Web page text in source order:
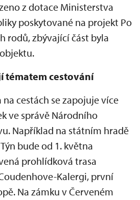
z dotace Ministerstva
poskytované na projekt Po
rodů, zbývající část byla
tématem cestování
cestách se zapojuje více
ve správě Národního
Například na státním hradě
bude od 1. května
prohlídková trasa
Kalergi, první
Na zámku v Červeném